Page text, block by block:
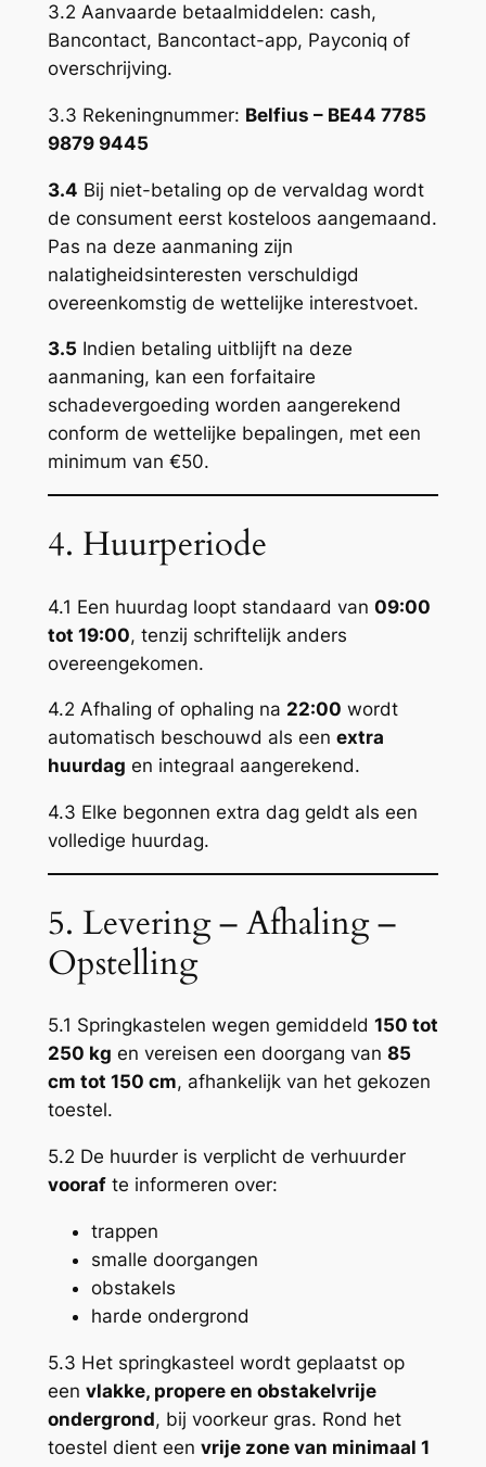
3.2 Aanvaarde betaalmiddelen: cash,
Bancontact, Bancontact-app, Payconiq of
overschrijving.
3.3 Rekeningnummer: Belfius – BE44 7785
9879 9445
3.4 Bij niet-betaling op de vervaldag wordt
de consument eerst kosteloos aangemaand.
Pas na deze aanmaning zijn
nalatigheidsinteresten verschuldigd
overeenkomstig de wettelijke interestvoet.
3.5 Indien betaling uitblijft na deze
aanmaning, kan een forfaitaire
schadevergoeding worden aangerekend
conform de wettelijke bepalingen, met een
minimum van €50.
4. Huurperiode
4.1 Een huurdag loopt standaard van 09:00
tot 19:00, tenzij schriftelijk anders
overeengekomen.
4.2 Afhaling of ophaling na 22:00 wordt
automatisch beschouwd als een extra
huurdag en integraal aangerekend.
4.3 Elke begonnen extra dag geldt als een
volledige huurdag.
5. Levering – Afhaling –
Opstelling
5.1 Springkastelen wegen gemiddeld 150 tot
250 kg en vereisen een doorgang van 85
cm tot 150 cm, afhankelijk van het gekozen
toestel.
5.2 De huurder is verplicht de verhuurder
voorafte informeren over:
trappen
smalle doorgangen
obstakels
harde ondergrond
5.3 Het springkasteel wordt geplaatst op
een vlakke, propere en obstakelvrije
ondergrond, bij voorkeur gras. Rond het
toestel dient een vrije zone van minimaal 1